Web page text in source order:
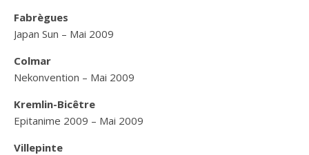
Fabrègues
Japan Sun – Mai 2009
Colmar
Nekonvention – Mai 2009
Kremlin-Bicêtre
Epitanime 2009 – Mai 2009
Villepinte